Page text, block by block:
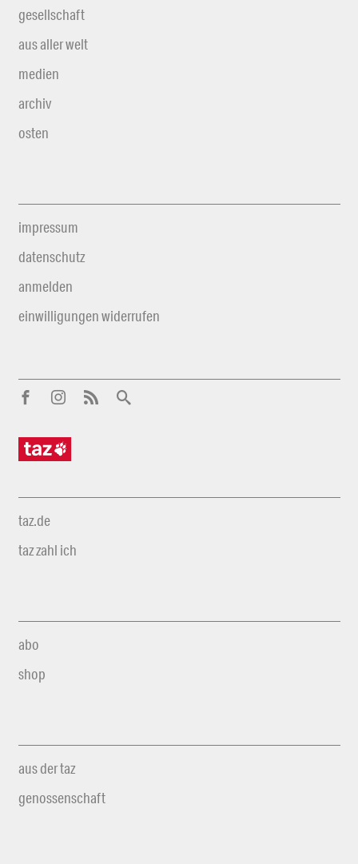
gesellschaft
aus aller welt
medien
archiv
osten
impressum
datenschutz
anmelden
einwilligungen widerrufen
taz.de
taz zahl ich
abo
shop
aus der taz
genossenschaft